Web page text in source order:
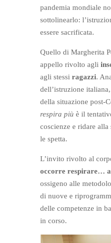
pandemia mondiale
sottolinearlo:
essere sacrificata.
Quello di Margherita
appello rivolto agli
agli stessiragazzi.
dell’istruzione
della situazione post-
respira più è il
coscienze e ridare
le spetta.
L’invito rivolto al
occorre respirare… a
ossigeno alle
di nuove e
delle competenze in
in corso.